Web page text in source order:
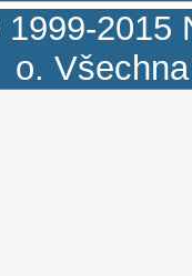
2015
o.